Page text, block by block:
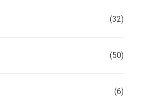
(32)
(50)
(6)